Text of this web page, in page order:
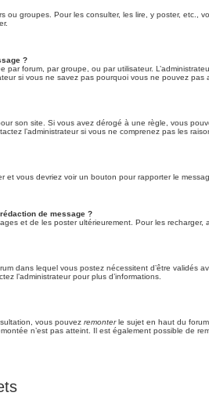
ou groupes. Pour les consulter, les lire, y poster, etc.,
?
par forum, par groupe, ou par utilisateur.
si vous ne savez pas pourquoi vous ne pouvez pas
son site. Si vous avez dérogé à une règle, vous
l’administrateur si vous ne comprenez pas les
et vous devriez voir un bouton pour rapporter le
de message ?
et de les poster ultérieurement. Pour les recharger,
dans lequel vous postez nécessitent d’être validés
l’administrateur pour plus d’informations.
vous pouvez remonterle sujet en haut du
n’est pas atteint. Il est également possible de